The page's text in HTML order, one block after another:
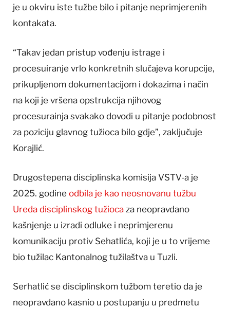
je u okviru iste tužbe bilo i pitanje neprimjerenih
kontakata.
“Takav jedan pristup vođenju istrage i
procesuiranje vrlo konkretnih slučajeva korupcije,
prikupljenom dokumentacijom i dokazima i način
na koji je vršena opstrukcija njihovog
procesurainja svakako dovodi u pitanje podobnost
za poziciju glavnog tužioca bilo gdje”, zaključuje
Korajlić.
Drugostepena disciplinska komisija VSTV-a je
2025. godine odbila je kao neosnovanu tužbu
Ureda disciplinskog tužioca za neopravdano
kašnjenje u izradi odluke i neprimjerenu
komunikaciju protiv Sehatlića, koji je u to vrijeme
bio tužilac Kantonalnog tužilaštva u Tuzli.
Serhatlić se disciplinskom tužbom teretio da je
neopravdano kasnio u postupanju u predmetu